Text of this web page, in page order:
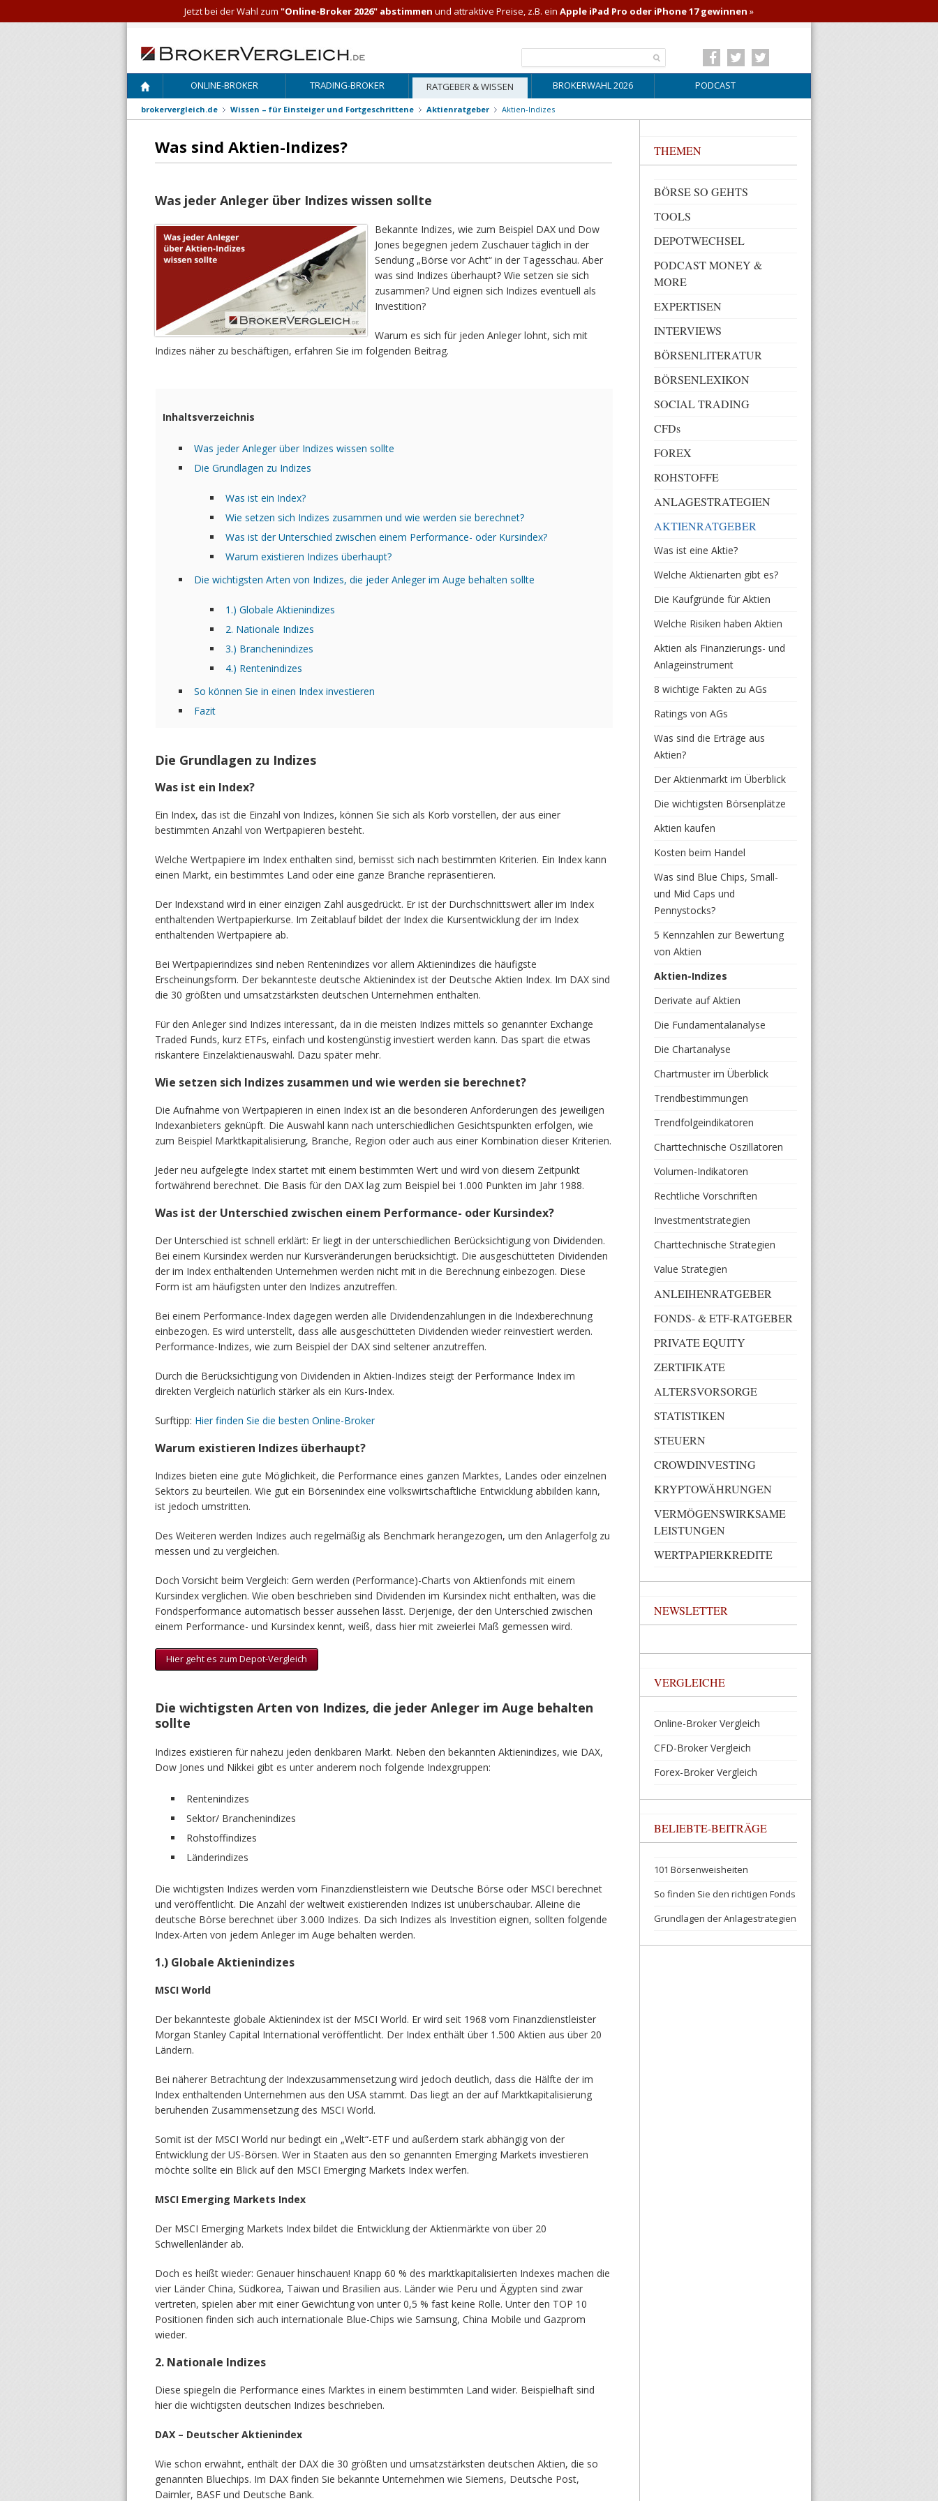
ONLINE-BROKER TRADING-BROKER RATGEBER & WISSEN BROKERWAHL 2026 PODCAST
brokervergleich.de Wissen – für Einsteiger und Fortgeschrittene Aktienratgeber Aktien-Indizes
THEMEN
BÖRSE SO GEHTS
TOOLS
DEPOTWECHSEL
PODCAST MONEY &
MORE
EXPERTISEN
INTERVIEWS
BÖRSENLITERATUR
BÖRSENLEXIKON
SOCIAL TRADING
CFDs
FOREX
ROHSTOFFE
ANLAGESTRATEGIEN
AKTIENRATGEBER
Was ist eine Aktie?
Welche Aktienarten gibt es?
Die Kaufgründe für Aktien
Welche Risiken haben Aktien
Aktien als Finanzierungs- und
Anlageinstrument
8 wichtige Fakten zu AGs
Ratings von AGs
Was sind die Erträge aus
Aktien?
Der Aktienmarkt im Überblick
Die wichtigsten Börsenplätze
Aktien kaufen
Kosten beim Handel
Was sind Blue Chips, Small-
und Mid Caps und
Pennystocks?
5 Kennzahlen zur Bewertung
von Aktien
Aktien-Indizes
Derivate auf Aktien
Die Fundamentalanalyse
Die Chartanalyse
Chartmuster im Überblick
Trendbestimmungen
Trendfolgeindikatoren
Charttechnische Oszillatoren
Volumen-Indikatoren
Rechtliche Vorschriften
Investmentstrategien
Charttechnische Strategien
Value Strategien
ANLEIHENRATGEBER
FONDS- & ETF-RATGEBER
PRIVATE EQUITY
ZERTIFIKATE
ALTERSVORSORGE
STATISTIKEN
STEUERN
CROWDINVESTING
KRYPTOWÄHRUNGEN
VERMÖGENSWIRKSAME
LEISTUNGEN
WERTPAPIERKREDITE
NEWSLETTER
VERGLEICHE
Online-Broker Vergleich
CFD-Broker Vergleich
Forex-Broker Vergleich
BELIEBTE-BEITRÄGE
101 Börsenweisheiten
So finden Sie den richtigen Fonds
Grundlagen der Anlagestrategien
Was sind Aktien-Indizes?
Was jeder Anleger über Indizes wissen sollte
Bekannte Indizes, wie zum Beispiel DAX und Dow
Jones begegnen jedem Zuschauer täglich in der
Sendung „Börse vor Acht“ in der Tagesschau. Aber
was sind Indizes überhaupt? Wie setzen sie sich
zusammen? Und eignen sich Indizes eventuell als
Investition?
Warum es sich für jeden Anleger lohnt, sich mit
Indizes näher zu beschäftigen, erfahren Sie im folgenden Beitrag.
Inhaltsverzeichnis
Was jeder Anleger über Indizes wissen sollte
Die Grundlagen zu Indizes
Was ist ein Index?
Wie setzen sich Indizes zusammen und wie werden sie berechnet?
Was ist der Unterschied zwischen einem Performance- oder Kursindex?
Warum existieren Indizes überhaupt?
Die wichtigsten Arten von Indizes, die jeder Anleger im Auge behalten sollte
1.) Globale Aktienindizes
2. Nationale Indizes
3.) Branchenindizes
4.) Rentenindizes
So können Sie in einen Index investieren
Fazit
Die Grundlagen zu Indizes
Was ist ein Index?
Ein Index, das ist die Einzahl von Indizes, können Sie sich als Korb vorstellen, der aus einer
bestimmten Anzahl von Wertpapieren besteht.
Welche Wertpapiere im Index enthalten sind, bemisst sich nach bestimmten Kriterien. Ein Index kann
einen Markt, ein bestimmtes Land oder eine ganze Branche repräsentieren.
Der Indexstand wird in einer einzigen Zahl ausgedrückt. Er ist der Durchschnittswert aller im Index
enthaltenden Wertpapierkurse. Im Zeitablauf bildet der Index die Kursentwicklung der im Index
enthaltenden Wertpapiere ab.
Bei Wertpapierindizes sind neben Rentenindizes vor allem Aktienindizes die häufigste
Erscheinungsform. Der bekannteste deutsche Aktienindex ist der Deutsche Aktien Index. Im DAX sind
die 30 größten und umsatzstärksten deutschen Unternehmen enthalten.
Für den Anleger sind Indizes interessant, da in die meisten Indizes mittels so genannter Exchange
Traded Funds, kurz ETFs, einfach und kostengünstig investiert werden kann. Das spart die etwas
riskantere Einzelaktienauswahl. Dazu später mehr.
Wie setzen sich Indizes zusammen und wie werden sie berechnet?
Die Aufnahme von Wertpapieren in einen Index ist an die besonderen Anforderungen des jeweiligen
Indexanbieters geknüpft. Die Auswahl kann nach unterschiedlichen Gesichtspunkten erfolgen, wie
zum Beispiel Marktkapitalisierung, Branche, Region oder auch aus einer Kombination dieser Kriterien.
Jeder neu aufgelegte Index startet mit einem bestimmten Wert und wird von diesem Zeitpunkt
fortwährend berechnet. Die Basis für den DAX lag zum Beispiel bei 1.000 Punkten im Jahr 1988.
Was ist der Unterschied zwischen einem Performance- oder Kursindex?
Der Unterschied ist schnell erklärt: Er liegt in der unterschiedlichen Berücksichtigung von Dividenden.
Bei einem Kursindex werden nur Kursveränderungen berücksichtigt. Die ausgeschütteten Dividenden
der im Index enthaltenden Unternehmen werden nicht mit in die Berechnung einbezogen. Diese
Form ist am häufigsten unter den Indizes anzutreffen.
Bei einem Performance-Index dagegen werden alle Dividendenzahlungen in die Indexberechnung
einbezogen. Es wird unterstellt, dass alle ausgeschütteten Dividenden wieder reinvestiert werden.
Performance-Indizes, wie zum Beispiel der DAX sind seltener anzutreffen.
Durch die Berücksichtigung von Dividenden in Aktien-Indizes steigt der Performance Index im
direkten Vergleich natürlich stärker als ein Kurs-Index.
Surftipp: Hier finden Sie die besten Online-Broker
Warum existieren Indizes überhaupt?
Indizes bieten eine gute Möglichkeit, die Performance eines ganzen Marktes, Landes oder einzelnen
Sektors zu beurteilen. Wie gut ein Börsenindex eine volkswirtschaftliche Entwicklung abbilden kann,
ist jedoch umstritten.
Des Weiteren werden Indizes auch regelmäßig als Benchmark herangezogen, um den Anlagerfolg zu
messen und zu vergleichen.
Doch Vorsicht beim Vergleich: Gern werden (Performance)-Charts von Aktienfonds mit einem
Kursindex verglichen. Wie oben beschrieben sind Dividenden im Kursindex nicht enthalten, was die
Fondsperformance automatisch besser aussehen lässt. Derjenige, der den Unterschied zwischen
einem Performance- und Kursindex kennt, weiß, dass hier mit zweierlei Maß gemessen wird.
Hier geht es zum Depot-Vergleich
Die wichtigsten Arten von Indizes, die jeder Anleger im Auge behalten
sollte
Indizes existieren für nahezu jeden denkbaren Markt. Neben den bekannten Aktienindizes, wie DAX,
Dow Jones und Nikkei gibt es unter anderem noch folgende Indexgruppen:
Rentenindizes
Sektor/ Branchenindizes
Rohstoffindizes
Länderindizes
Die wichtigsten Indizes werden vom Finanzdienstleistern wie Deutsche Börse oder MSCI berechnet
und veröffentlicht. Die Anzahl der weltweit existierenden Indizes ist unüberschaubar. Alleine die
deutsche Börse berechnet über 3.000 Indizes. Da sich Indizes als Investition eignen, sollten folgende
Index-Arten von jedem Anleger im Auge behalten werden.
1.) Globale Aktienindizes
MSCI World
Der bekannteste globale Aktienindex ist der MSCI World. Er wird seit 1968 vom Finanzdienstleister
Morgan Stanley Capital International veröffentlicht. Der Index enthält über 1.500 Aktien aus über 20
Ländern.
Bei näherer Betrachtung der Indexzusammensetzung wird jedoch deutlich, dass die Hälfte der im
Index enthaltenden Unternehmen aus den USA stammt. Das liegt an der auf Marktkapitalisierung
beruhenden Zusammensetzung des MSCI World.
Somit ist der MSCI World nur bedingt ein „Welt“-ETF und außerdem stark abhängig von der
Entwicklung der US-Börsen. Wer in Staaten aus den so genannten Emerging Markets investieren
möchte sollte ein Blick auf den MSCI Emerging Markets Index werfen.
MSCI Emerging Markets Index
Der MSCI Emerging Markets Index bildet die Entwicklung der Aktienmärkte von über 20
Schwellenländer ab.
Doch es heißt wieder: Genauer hinschauen! Knapp 60 % des marktkapitalisierten Indexes machen die
vier Länder China, Südkorea, Taiwan und Brasilien aus. Länder wie Peru und Ägypten sind zwar
vertreten, spielen aber mit einer Gewichtung von unter 0,5 % fast keine Rolle. Unter den TOP 10
Positionen finden sich auch internationale Blue-Chips wie Samsung, China Mobile und Gazprom
wieder.
2. Nationale Indizes
Diese spiegeln die Performance eines Marktes in einem bestimmten Land wider. Beispielhaft sind
hier die wichtigsten deutschen Indizes beschrieben.
DAX – Deutscher Aktienindex
Wie schon erwähnt, enthält der DAX die 30 größten und umsatzstärksten deutschen Aktien, die so
genannten Bluechips. Im DAX finden Sie bekannte Unternehmen wie Siemens, Deutsche Post,
Daimler, BASF und Deutsche Bank.
Jetzt bei der Wahl zum "Online-Broker 2026" abstimmen und attraktive Preise, z.B. ein Apple iPad Pro oder iPhone 17 gewinnen »